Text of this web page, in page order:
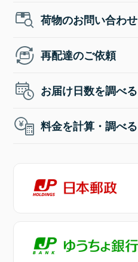
荷物のお問い合わせ
再配達のご依頼
お届け日数を調べる
料金を計算・調べる